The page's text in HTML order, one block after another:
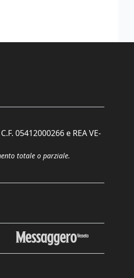
05412000266 e REA VE-
totale o parziale.